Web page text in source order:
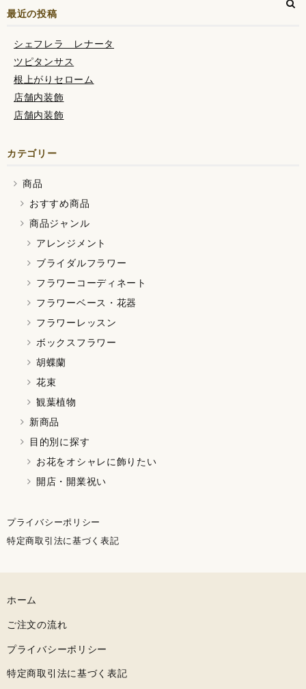
最近の投稿
シェフレラ レナータ
ツピタンサス
根上がりセローム
店舗内装飾
店舗内装飾
カテゴリー
商品
おすすめ商品
商品ジャンル
アレンジメント
ブライダルフラワー
フラワーコーディネート
フラワーベース・花器
フラワーレッスン
ボックスフラワー
胡蝶蘭
花束
観葉植物
新商品
目的別に探す
お花をオシャレに飾りたい
開店・開業祝い
プライバシーポリシー
特定商取引法に基づく表記
ホーム
ご注文の流れ
プライバシーポリシー
特定商取引法に基づく表記